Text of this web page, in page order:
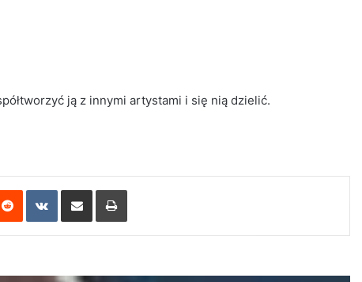
ją z innymi artystami i się nią dzielić.
Reddit VKontakte
Share via Email Print